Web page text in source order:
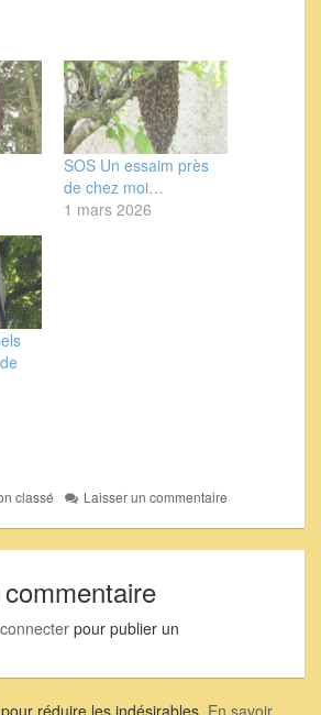
SOS Un essaim près
de chez moi…
1 mars 2026
classé Laisser un commentaire
pour publier un